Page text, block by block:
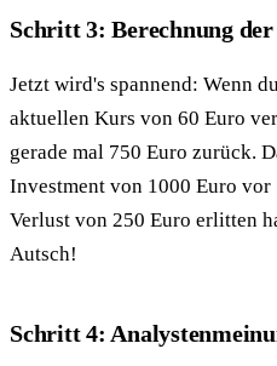
Schritt 3: Berechnung
Jetzt wird's spannend: Wenn
aktuellen Kurs von 60 Euro
gerade mal 750 Euro zurück.
Investment von 1000 Euro
Verlust von 250 Euro erlitten
Autsch!
Schritt 4: